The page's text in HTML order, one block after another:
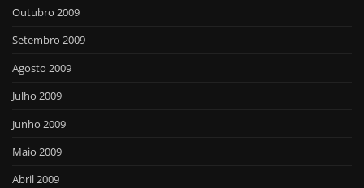
Outubro 2009
Setembro 2009
Agosto 2009
Julho 2009
Junho 2009
Maio 2009
Abril 2009